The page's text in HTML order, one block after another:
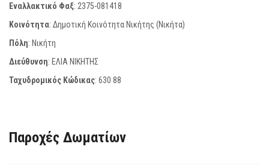
Εναλλακτικό Φαξ: 2375-081418
Κοινότητα: Δημοτική Κοινότητα Νικήτης (Νικήτα)
Πόλη: Νικήτη
Διεύθυνση: ΕΛΙΑ ΝΙΚΗΤΗΣ
Ταχυδρομικός Κώδικας: 630 88
Παροχές Δωματίων